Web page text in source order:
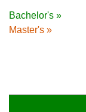
Bachelor's »
Master's »